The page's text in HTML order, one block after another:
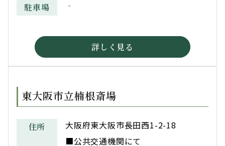
駐車場 ‐
詳しく見る
東大阪市立楠根斎場
住所 大阪府東大阪市長田西1-2-18
■公共交通機関にて